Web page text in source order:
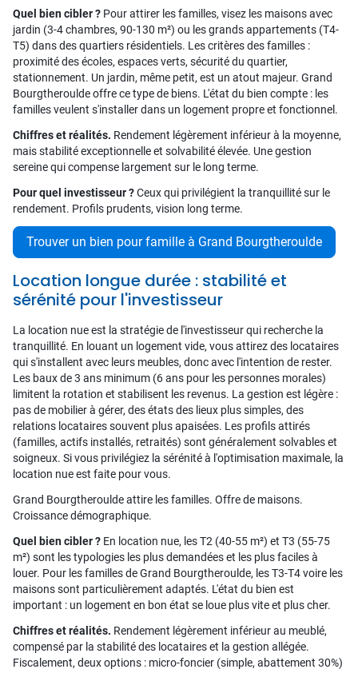
Quel bien cibler ? Pour attirer les familles, visez les maisons avec
jardin (3-4 chambres, 90-130 m²) ou les grands appartements (T4-
T5) dans des quartiers résidentiels. Les critères des familles :
proximité des écoles, espaces verts, sécurité du quartier,
stationnement. Un jardin, même petit, est un atout majeur. Grand
Bourgtheroulde offre ce type de biens. L'état du bien compte : les
familles veulent s'installer dans un logement propre et fonctionnel.
Chiffres et réalités. Rendement légèrement inférieur à la moyenne,
mais stabilité exceptionnelle et solvabilité élevée. Une gestion
sereine qui compense largement sur le long terme.
Pour quel investisseur ?Ceux qui privilégient la tranquillité sur le
rendement. Profils prudents, vision long terme.
Trouver un bien pour famille à Grand Bourgtheroulde
Location longue durée : stabilité et
sérénité pour l'investisseur
La location nue est la stratégie de l'investisseur qui recherche la
tranquillité. En louant un logement vide, vous attirez des locataires
qui s'installent avec leurs meubles, donc avec l'intention de rester.
Les baux de 3 ans minimum (6 ans pour les personnes morales)
limitent la rotation et stabilisent les revenus. La gestion est légère :
pas de mobilier à gérer, des états des lieux plus simples, des
relations locataires souvent plus apaisées. Les profils attirés
(familles, actifs installés, retraités) sont généralement solvables et
soigneux. Si vous privilégiez la sérénité à l'optimisation maximale, la
location nue est faite pour vous.
Grand Bourgtheroulde attire les familles. Offre de maisons.
Croissance démographique.
Quel bien cibler ? En location nue, les T2 (40-55 m²) et T3 (55-75
m²) sont les typologies les plus demandées et les plus faciles à
louer. Pour les familles de Grand Bourgtheroulde, les T3-T4 voire les
maisons sont particulièrement adaptés. L'état du bien est
important : un logement en bon état se loue plus vite et plus cher.
Chiffres et réalités. Rendement légèrement inférieur au meublé,
compensé par la stabilité des locataires et la gestion allégée.
Fiscalement, deux options : micro-foncier (simple, abattement 30%)